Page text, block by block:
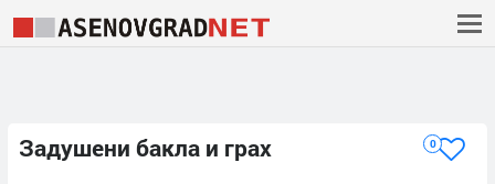
Задушени бакла и грах 0